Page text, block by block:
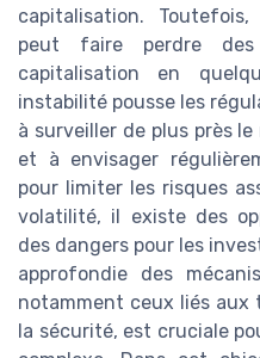
capitalisation.
peut faire perdre
capitalisation en
instabilité pousse les
à surveiller de plus près
et à envisager
pour limiter les risques
volatilité, il existe des
des dangers pour les
approfondie des
notamment ceux liés aux
la sécurité, est cruciale